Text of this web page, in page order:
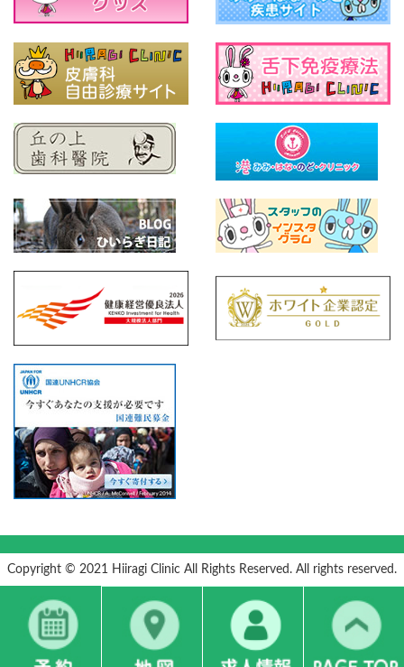
Copyright © 2021 Hiiragi Clinic All Rights Reserved. All rights reserved.